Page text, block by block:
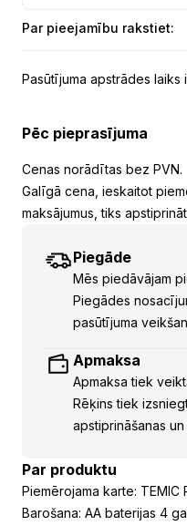
Par pieejamību rakstiet:
Pasūtījuma apstrādes laiks
Pēc pieprasījuma
Cenas norādītas bez PVN.
Galīgā cena, ieskaitot
maksājumus, tiks
Piegāde
Mēs piedāvājam
Piegādes
pasūtījuma
Apmaksa
Apmaksa tiek
Rēķins tiek
apstiprināšanas
Par produktu
Piemērojama karte: TEMIC
Barošana: AA baterijas 4